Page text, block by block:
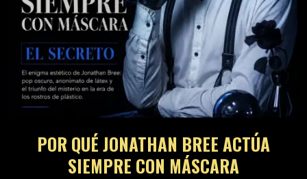
POR QUÉ JONATHAN BREE ACTÚA
SIEMPRE CON MÁSCARA